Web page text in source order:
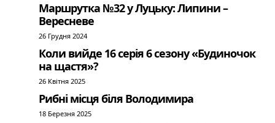
Маршрутка №32 у Луцьку: Липини –
Вересневе
26 Грудня 2024
Коли вийде 16 серія 6 сезону «Будиночок
на щастя»?
26 Квітня 2025
Рибні місця біля Володимира
18 Березня 2025